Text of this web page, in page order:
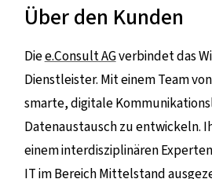
Über den Kunden
Diee.Consult AGverbindet das
Dienstleister. Mit einem Team
smarte, digitale
Datenaustausch zu entwickeln.
einem interdisziplinären
IT im Bereich Mittelstand